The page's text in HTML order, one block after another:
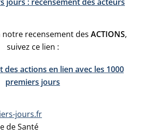
recensement des ACTIONS,
suivez ce lien :
des actions en lien avec les 1000
premiers jours
jours.fr
de Santé